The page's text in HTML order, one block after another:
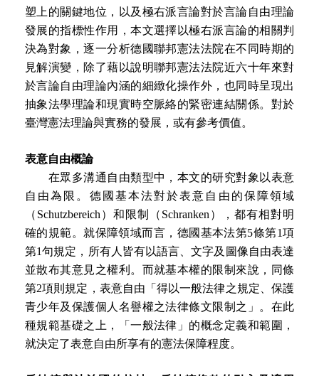
塑上的關鍵地位，以及極右派言論對於言論自由理論
發展的指標性作用，本文選擇以極右派言論的相關判
決為對象，逐一分析德國聯邦憲法法院在不同時期的
見解演變，除了藉以說明聯邦憲法法院近六十年來對
於言論自由理論內涵的細緻化操作外，也同時呈現出
抽象法學理論和現實時空脈絡的緊密連結關係。對於
臺灣憲法理論與實務的發展，或有參考價值。
表意自由概論
在眾多溝通自由類型中，本文的研究對象以表意
自由為限。德國基本法對於表意自由的保障領域
（Schutzbereich）和限制（Schranken），都有相對明
確的規範。就保障領域而言，德國基本法第5條第1項
第1句規定，所有人皆有以語言、文字及圖像自由表達
並散布其意見之權利。而就基本權的限制來說，同條
第2項則規定，表意自由「得以一般法律之規定、保護
青少年及保護個人名譽權之法律條文限制之」。在此
種規範基礎之上，「一般法律」的概念定義和範圍，
就決定了表意自由所享有的憲法保障程度。